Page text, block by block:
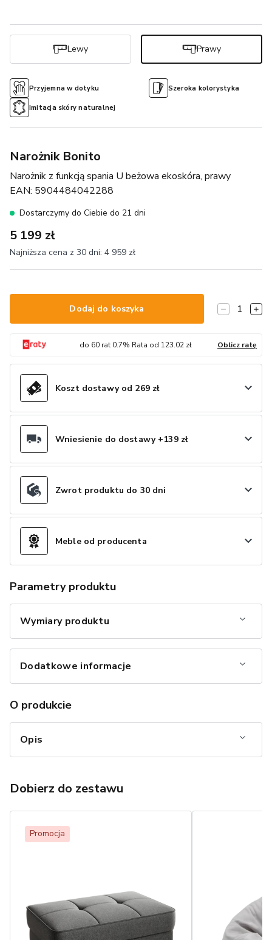
Narożnik Bonito
Narożnik z funkcją spania U beżowa ekoskóra, prawy
EAN: 5904484042288
Dostarczymy do Ciebie do 21 dni
5 199 zł
Najniższa cena z 30 dni: 4 959 zł
Przyjemna w dotyku Szeroka kolorystyka
Imitacja skóry naturalnej
Lewy Prawy
Dodaj do koszyka 1
do 60rat 0.7% Rata od 123.02zł Oblicz ratę
Koszt dostawy od 269 zł
Wniesienie do dostawy +139 zł
Zwrot produktu do 30 dni
Meble od producenta
Parametry produktu
Wymiary produktu
Dodatkowe informacje
O produkcie
Opis
Dobierz do zestawu
Promocja